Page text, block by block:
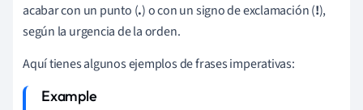
acabar con un punto (.) o con un signo de exclamación (!),
según la urgencia de la orden.
Aquí tienes algunos ejemplos de frases imperativas: